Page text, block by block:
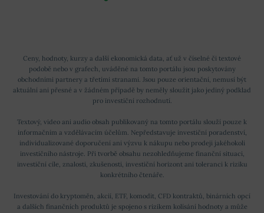
Ceny, hodnoty, kurzy a další ekonomická data, ať už v číselné či textové
podobě nebo v grafech, uváděné na tomto portálu jsou poskytovány
obchodními partnery a třetími stranami. Jsou pouze orientační, nemusí být
aktuální ani přesné a v žádném případě by neměly sloužit jako jediný podklad
pro investiční rozhodnutí.
Textový, video ani audio obsah publikovaný na tomto portálu slouží pouze k
informačním a vzdělávacím účelům. Nepředstavuje investiční poradenství,
individualizované doporučení ani výzvu k nákupu nebo prodeji jakéhokoli
investičního nástroje. Při tvorbě obsahu nezohledňujeme finanční situaci,
investiční cíle, znalosti, zkušenosti, investiční horizont ani toleranci k riziku
konkrétního čtenáře.
Investování do kryptoměn, akcií, ETF, komodit, CFD kontraktů, binárních opcí
a dalších finančních produktů je spojeno s rizikem kolísání hodnoty a může